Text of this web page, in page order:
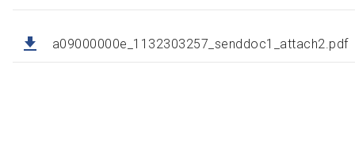
a09000000e_1132303257_senddoc1_attach2.pdf